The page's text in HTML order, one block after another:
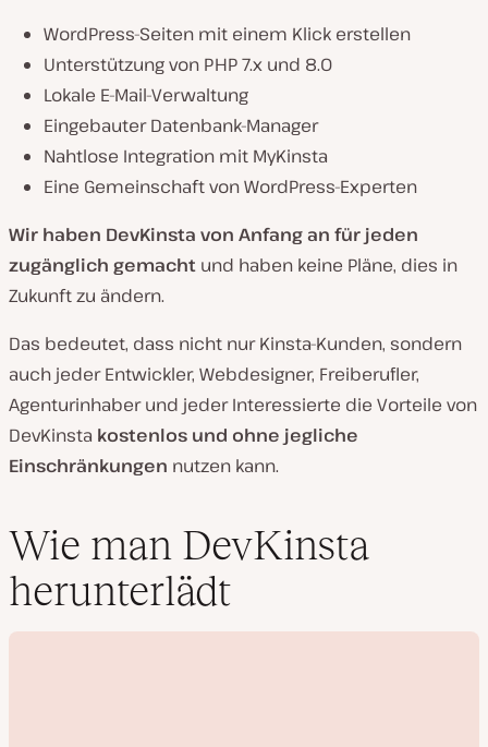
p
i
e
l
e
n
WordPress-Seiten mit einem Klick erstellen
Unterstützung von PHP 7.x und 8.0
Lokale E-Mail-Verwaltung
Eingebauter Datenbank-Manager
Nahtlose Integration mit MyKinsta
Eine Gemeinschaft von WordPress-Experten
Wir haben DevKinsta von Anfang an für jeden
zugänglich gemacht und haben keine Pläne, dies in
Zukunft zu ändern.
Das bedeutet, dass nicht nur Kinsta-Kunden, sondern
auch jeder Entwickler, Webdesigner, Freiberufler,
Agenturinhaber und jeder Interessierte die Vorteile von
DevKinsta kostenlos und ohne jegliche
Einschränkungen nutzen kann.
Wie man DevKinsta
herunterlädt